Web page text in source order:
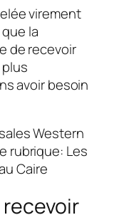
virement
la
de recevoir
avoir besoin
Western
rubrique: Les
Caire